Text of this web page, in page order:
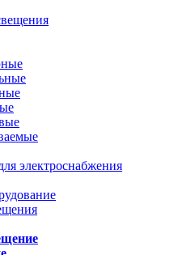
электроснабжения